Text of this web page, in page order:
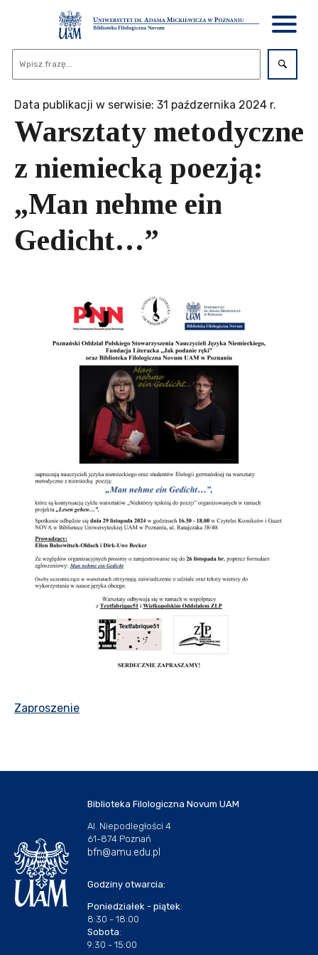
Data publikacji w serwisie: 31 paźdzernika 2024 r.
Warsztaty metodyczne
z niemiecką poezją:
„Man nehme ein
Gedicht…”
Zaproszenie
Biblioteka Filologiczna Novum UAM
Al. Niepodległości 4
61-874 Poznań
bfn@amu.edu.pl
Godziny otwarcia:
Poniedziałek - piątek:
8:30 - 18:00
Sobota:
9:30 - 15:00